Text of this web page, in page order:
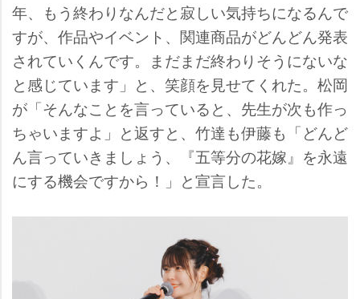
年、もう終わりなんだと寂しい気持ちになるんで
すが、作品やイベント、関連商品がどんどん発表
されていくんです。まだまだ終わりそうにないな
と感じています」と、笑顔を見せてくれた。松岡
が「そんなことを言っていると、先生が次も作っ
ちゃいますよ」と返すと、竹達も伊藤も「どんど
ん言っていきましょう、『五等分の花嫁』を永遠
にする機会ですから！」と宣言した。